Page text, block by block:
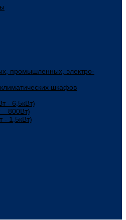
промышленных, электро-
шкафов
6,5кВт)
800Вт)
1,5кВт)